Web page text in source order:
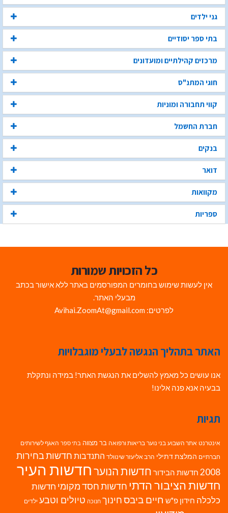
גני ילדים
בתי ספר יסודיים
מרכזים קהילתיים ומועדונים
חוגי המתנ"ס
קווי תחבורה ומוניות
חברת החשמל
בנקים
דואר
מקוואות
ספריות
כל הזכויות שמורות
אין לעשות שימוש בחומרים המפורסמים באתר ללא אישור בכתב
מבעלי האתר.
לפרטים: Avihai.ZoomAt@gmail.com
האתר בתהליך הנגשה לבעלי מוגבלויות
אנו עושים כל מאמץ להשלים את הנגשת האתר! במידה ונתקלת
בבעיה אנא פנה אלינו!
תגיות
אינטרנט אתר השבוע בני נוער בריאות ורפואה בר מצווה בתי ספר האגף לשירותים
חברתיים המלצת דתילי הרב אליעזר שינוולד התנדבות חדשות בחירות
2008 חדשות הבידור חדשות הנוערחדשות העיר
חדשות הציבור הדתי חדשות חסד מקומי חדשות
כלכלה חידון פ"ש חיים ביבסחינוך חנוכה טיולים וטבע ילדים